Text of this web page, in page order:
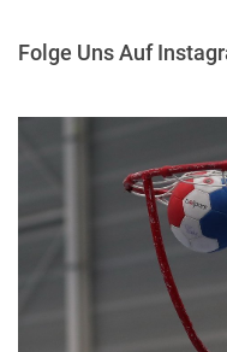
Folge Uns Auf